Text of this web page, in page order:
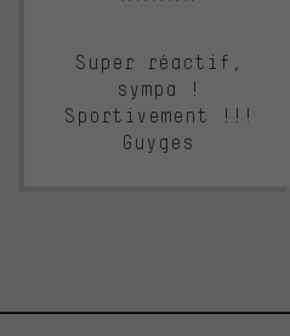
Super réactif,
sympa !
Sportivement !!!
Guyges